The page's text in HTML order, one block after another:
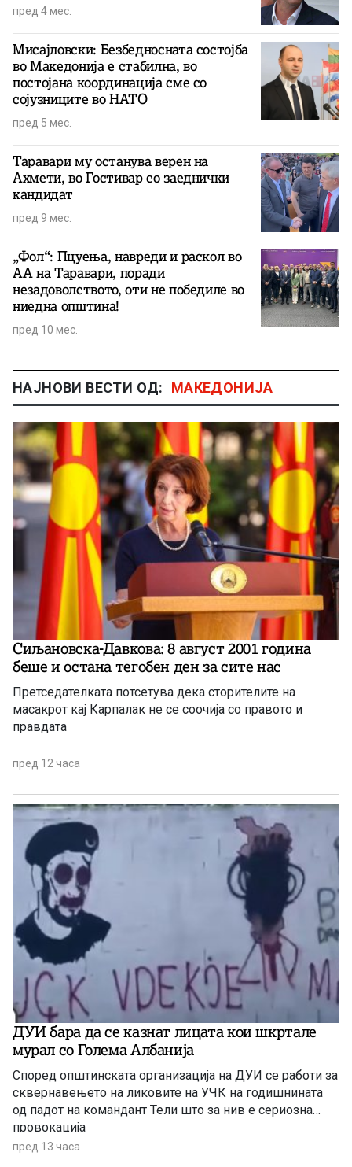
пред 4 мес.
Мисајловски: Безбедносната состојба
во Македонија е стабилна, во
постојана координација сме со
сојузниците во НАТО
пред 5 мес.
Таравари му останува верен на
Ахмети, во Гостивар со заеднички
кандидат
пред 9 мес.
„Фол“: Пцуења, навреди и раскол во
АА на Таравари, поради
незадоволството, оти не победиле во
ниедна општина!
пред 10 мес.
НАЈНОВИ ВЕСТИ ОД: МАКЕДОНИЈА
Сиљановска-Давкова: 8 август 2001 година
беше и остана тегобен ден за сите нас
Претседателката потсетува дека сторителите на
масакрот кај Карпалак не се соочија со правото и
правдата
пред 12 часа
ДУИ бара да се казнат лицата кои шкртале
мурал со Голема Албанија
Според општинската организација на ДУИ се работи за
сквернавењето на ликовите на УЧК на годишнината
од падот на командант Тели што за нив е сериозна
провокација
пред 13 часа